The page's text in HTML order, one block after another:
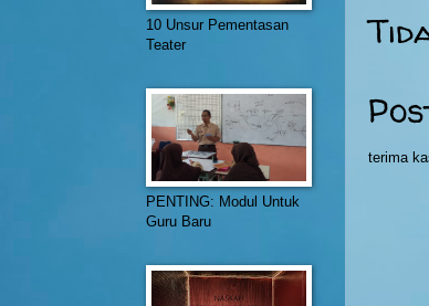
terima
10 Unsur Pementasan
Teater
PENTING: Modul Untuk
Guru Baru